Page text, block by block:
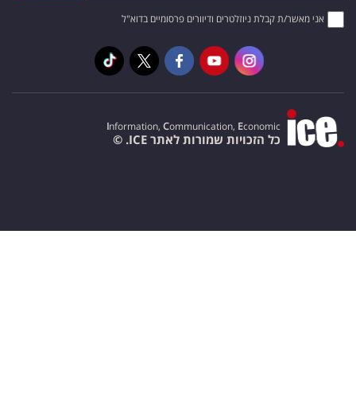
אני מאשר/ת קבלת ניוזלטרים ודיוורים פרסומיים בדוא"ל
Information, Communication, Economic
כל הזכויות שמורות לאתר ICE. ©